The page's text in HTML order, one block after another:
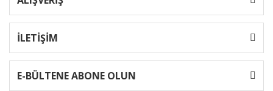
İLETİŞİM
E-BÜLTENE ABONE OLUN